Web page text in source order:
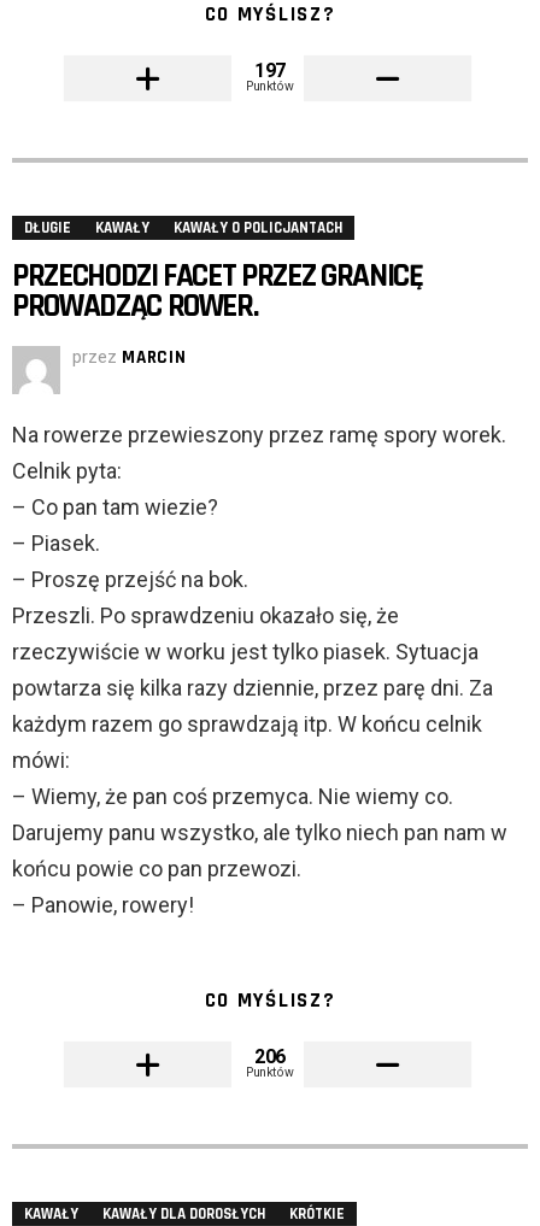
CO MYŚLISZ?
197
Punktów
DŁUGIE KAWAŁY KAWAŁY O POLICJANTACH
PRZECHODZI FACET PRZEZ GRANICĘ
PROWADZĄC ROWER.
przez MARCIN
Na rowerze przewieszony przez ramę spory worek.
Celnik pyta:
– Co pan tam wiezie?
– Piasek.
– Proszę przejść na bok.
Przeszli. Po sprawdzeniu okazało się, że
rzeczywiście w worku jest tylko piasek. Sytuacja
powtarza się kilka razy dziennie, przez parę dni. Za
każdym razem go sprawdzają itp. W końcu celnik
mówi:
– Wiemy, że pan coś przemyca. Nie wiemy co.
Darujemy panu wszystko, ale tylko niech pan nam w
końcu powie co pan przewozi.
– Panowie, rowery!
CO MYŚLISZ?
206
Punktów
KAWAŁY KAWAŁY DLA DOROSŁYCH KRÓTKIE